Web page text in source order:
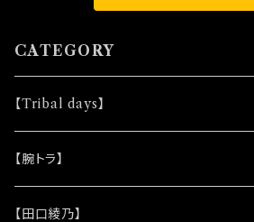
CATEGORY
【Tribal days】
★ノベルティー
(シリコンリストバンド)
★DVD
【腕トラ】
★CD
【田口綾乃】